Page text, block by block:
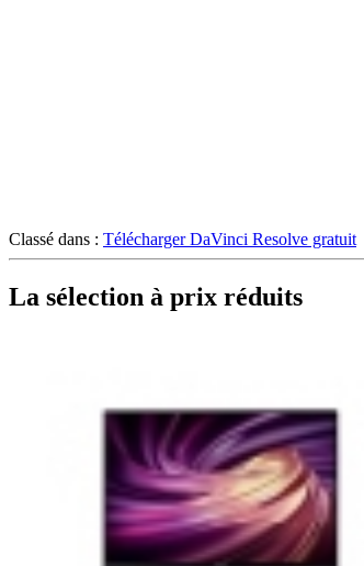
Classé dans : Télécharger DaVinci Resolve gratuit
La sélection à prix réduits